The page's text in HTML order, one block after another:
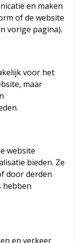
en maken
of de website
vorige pagina).
voor het
maar
website
bieden. Ze
door derden
hebben
en verkeer